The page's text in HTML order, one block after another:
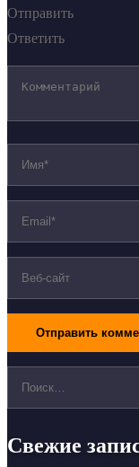
Отправить
Ответить
Свежие